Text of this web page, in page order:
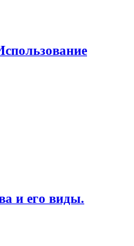
и его виды.